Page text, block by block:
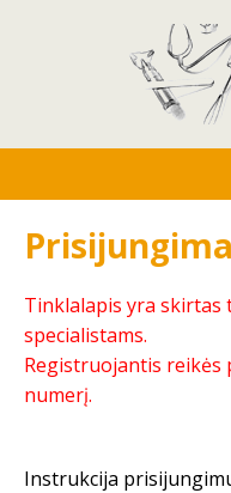
Tinklalapis yra skirtas
specialistams.
Registruojantis reikės
numerį.
Instrukcija